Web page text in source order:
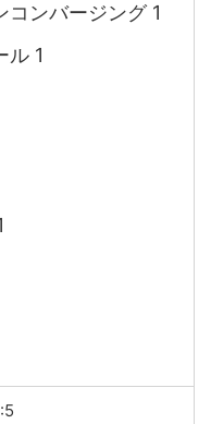
コンバージング 1
ル 1